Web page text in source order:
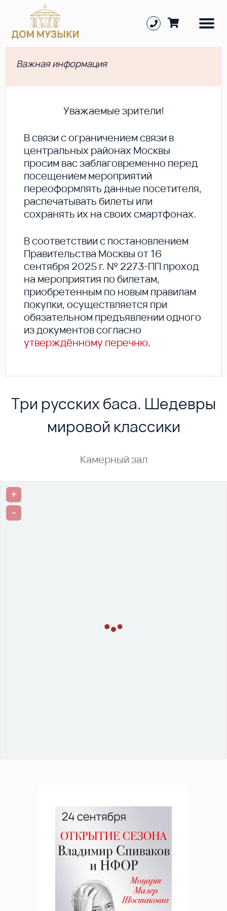
Важная информация
Уважаемые зрители!
В cвязи с ограничением связи в
центральных районах Москвы
просим вас заблаговременно перед
посещением мероприятий
переоформлять данные посетителя,
распечатывать билеты или
сохранять их на своих смартфонах.
В соответствии с постановлением
Правительства Москвы от 16
сентября 2025 г. № 2273-ПП проход
на мероприятия по билетам,
приобретенным по новым правилам
покупки, осуществляется при
обязательном предъявлении одного
из документов согласно
утверждённому перечню.
Три русских баса. Шедевры
мировой классики
Камерный зал
+
-